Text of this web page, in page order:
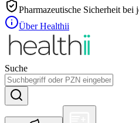
Pharmazeutische Sicherheit bei
Über Healthii
Suche